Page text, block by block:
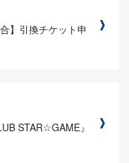
】引換チケット申
STAR☆GAME』